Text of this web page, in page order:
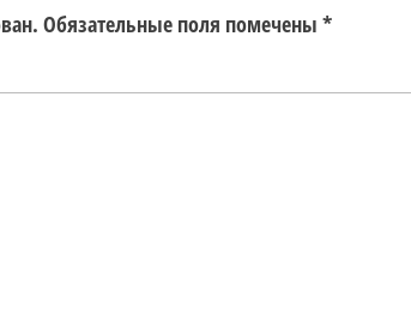
Обязательные поля помечены *